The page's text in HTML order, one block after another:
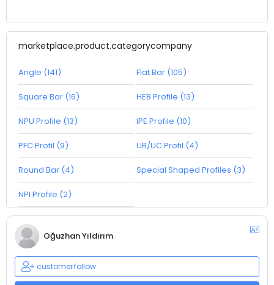
marketplace.product.categorycompany
Angle (141) Flat Bar (105)
Square Bar (16) HEB Profile (13)
NPU Profile (13) IPE Profile (10)
PFC Profil (9) UB/UC Profil (4)
Round Bar (4) Special Shaped Profiles (3)
NPI Profile (2)
Oğuzhan Yıldırım
customer.follow